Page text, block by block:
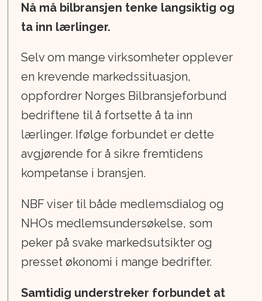
Nå må bilbransjen tenke langsiktig og
ta inn lærlinger.
Selv om mange virksomheter opplever
en krevende markedssituasjon,
oppfordrer Norges Bilbransjeforbund
bedriftene til å fortsette å ta inn
lærlinger. Ifølge forbundet er dette
avgjørende for å sikre fremtidens
kompetanse i bransjen.
NBF viser til både medlemsdialog og
NHOs medlemsundersøkelse, som
peker på svake markedsutsikter og
presset økonomi i mange bedrifter.
Samtidig understreker forbundet at